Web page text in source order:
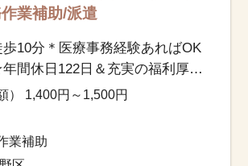
業補助/派遣
10分＊医療事務経験あればOK
間休日122日＆充実の福利厚
） 1,400円～1,500円
業補助